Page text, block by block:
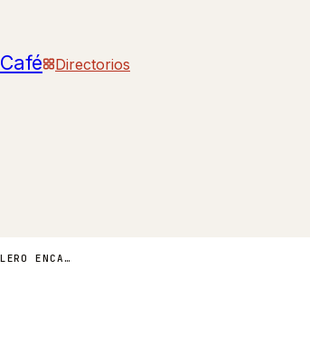
Café Directorios
LA INDUSTRIA ESPAÑOLA DE EQUIPAMIENTO HOSTELERO ENCADENA CINCO AÑOS DE CRECIMIENTO